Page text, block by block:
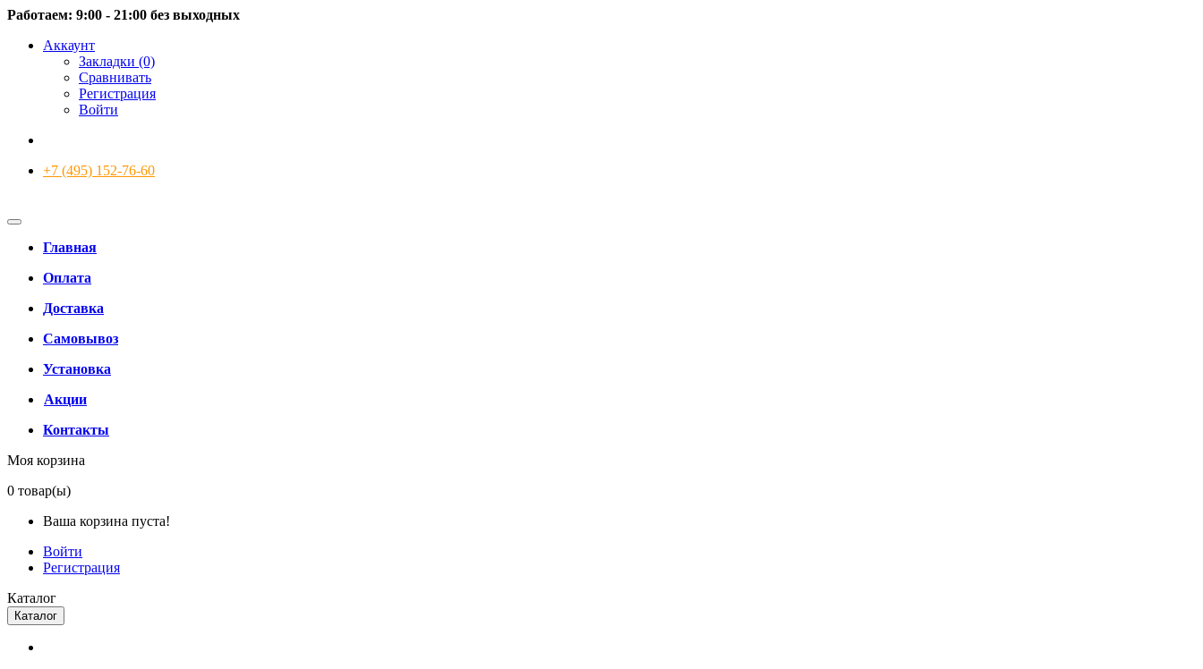
Работаем: 9:00 - 21:00 без выходных
Аккаунт
Закладки (0)
Сравнивать
Регистрация
Войти
+7 (495) 152-76-60
Главная
Оплата
Доставка
Самовывоз
Установка
Акции
Контакты
Моя корзина
0 товар(ы)
Ваша корзина пуста!
Войти
Регистрация
Каталог
Каталог